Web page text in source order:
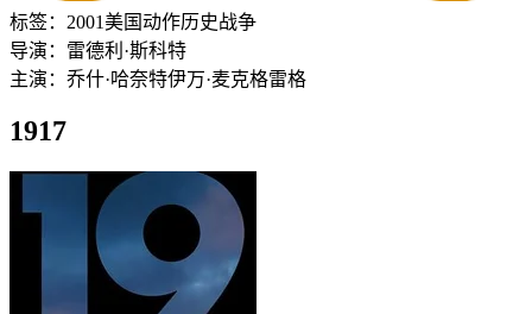
标签： 2001美国动作历史战争
导演： 雷德利·斯科特
主演： 乔什·哈奈特伊万·麦克格雷格
1917